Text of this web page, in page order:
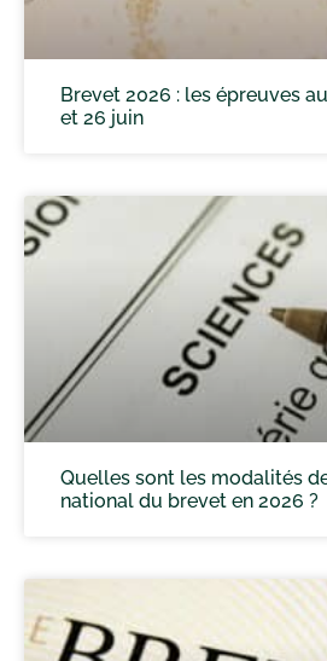
Brevet 2026 : les épreuves
et 26 juin
Quelles sont les modalités
national du brevet en 2026 ?